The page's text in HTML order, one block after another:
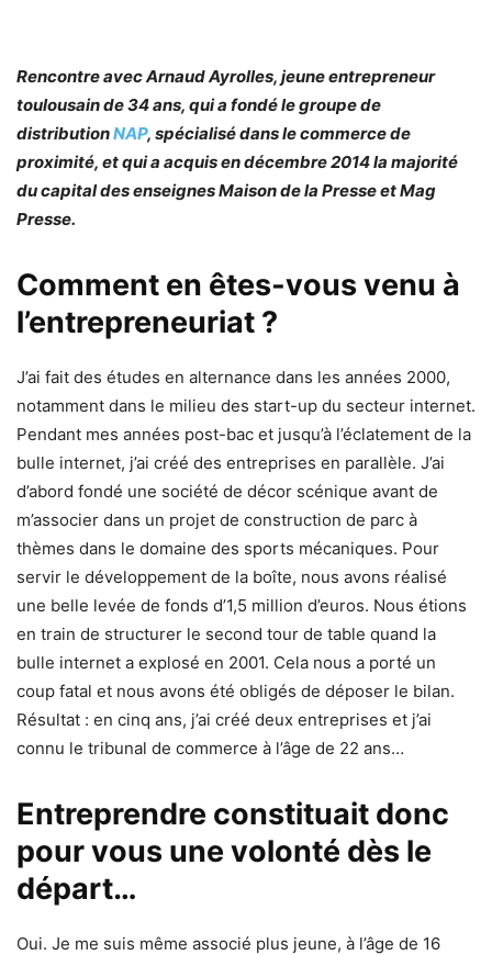
Rencontre avec Arnaud Ayrolles, jeune entrepreneur
toulousain de 34 ans, qui a fondé le groupe de
distributionNAP, spécialisé dans le commerce de
proximité, et qui a acquis en décembre 2014 la majorité
du capital des enseignes Maison de la Presse et Mag
Presse.
Comment en êtes-vous venu à
l’entrepreneuriat ?
J’ai fait des études en alternance dans les années 2000,
notamment dans le milieu des start-up du secteur internet.
Pendant mes années post-bac et jusqu’à l’éclatement de la
bulle internet, j’ai créé des entreprises en parallèle. J’ai
d’abord fondé une société de décor scénique avant de
m’associer dans un projet de construction de parc à
thèmes dans le domaine des sports mécaniques. Pour
servir le développement de la boîte, nous avons réalisé
une belle levée de fonds d’1,5 million d’euros. Nous étions
en train de structurer le second tour de table quand la
bulle internet a explosé en 2001. Cela nous a porté un
coup fatal et nous avons été obligés de déposer le bilan.
Résultat : en cinq ans, j’ai créé deux entreprises et j’ai
connu le tribunal de commerce à l’âge de 22 ans…
Entreprendre constituait donc
pour vous une volonté dès le
départ…
Oui. Je me suis même associé plus jeune, à l’âge de 16